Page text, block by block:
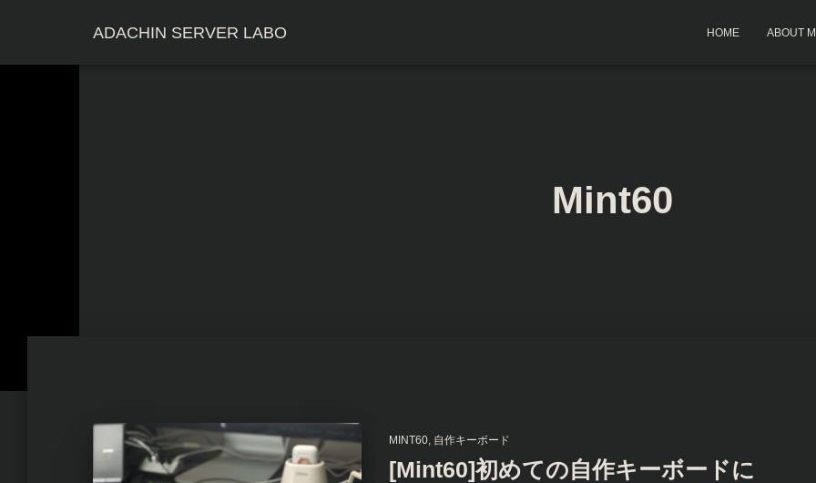
ADACHIN SERVER LABO HOME ABOUT
Mint60
MINT60 自作キーボード
[Mint60]初めての自作キーボードに